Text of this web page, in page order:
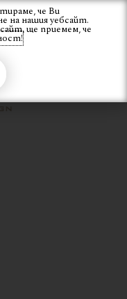
че Ви
на нашия уебсайт.
ще приемем, че